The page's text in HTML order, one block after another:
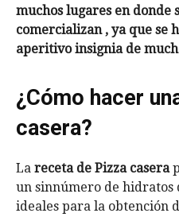
muchos lugares en donde
comercializan , ya que se
aperitivo insignia de
¿Cómo hacer
casera?
La receta de Pizza casera
un sinnúmero de hidratos
ideales para la obtención